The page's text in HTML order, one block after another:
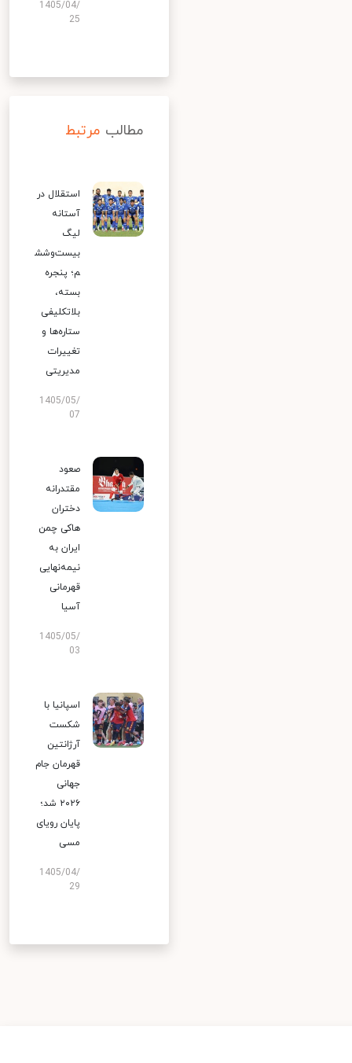
1405/04/
25
مطالب مرتبط
استقلال در
آستانه
لیگ
بیست‌وشش
م؛ پنجره
بسته،
بلاتکلیفی
ستاره‌ها و
تغییرات
مدیریتی
1405/05/
07
صعود
مقتدرانه
دختران
هاکی چمن
ایران به
نیمه‌نهایی
قهرمانی
آسیا
1405/05/
03
اسپانیا با
شکست
آرژانتین
قهرمان جام
جهانی
۲۰۲۶ شد؛
پایان رویای
مسی
1405/04/
29